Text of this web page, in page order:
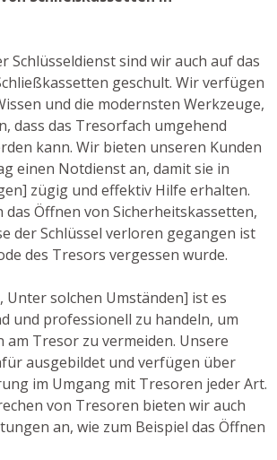
Schlüsseldienst sind wir auch auf das
geschult. Wir verfügen
und die modernsten Werkzeuge,
dass das Tresorfach umgehend
kann. Wir bieten unseren Kunden
einen Notdienst an, damit sie in
zügig und effektiv Hilfe erhalten.
das Öffnen von Sicherheitskassetten,
der Schlüssel verloren gegangen ist
des Tresors vergessen wurde.
Unter solchen Umständen] ist es
und professionell zu handeln, um
am Tresor zu vermeiden. Unsere
ausgebildet und verfügen über
im Umgang mit Tresoren jeder Art.
von Tresoren bieten wir auch
an, wie zum Beispiel das Öffnen